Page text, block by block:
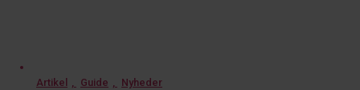
Artikel , Guide , Nyheder